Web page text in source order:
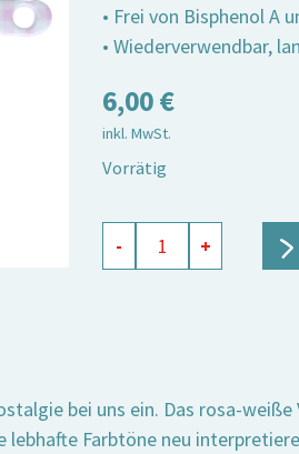
• Frei von Bisphenol A
• Wiederverwendbar,
6,00€
inkl. MwSt.
Vorrätig
Melamin
Servierlöffel
- +
bei uns ein. Das rosa-
Farbtöne neu